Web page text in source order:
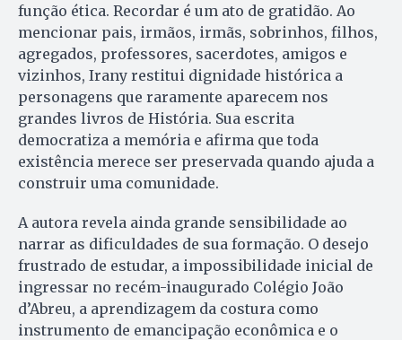
função ética. Recordar é um ato de gratidão. Ao
mencionar pais, irmãos, irmãs, sobrinhos, filhos,
agregados, professores, sacerdotes, amigos e
vizinhos, Irany restitui dignidade histórica a
personagens que raramente aparecem nos
grandes livros de História. Sua escrita
democratiza a memória e afirma que toda
existência merece ser preservada quando ajuda a
construir uma comunidade.
A autora revela ainda grande sensibilidade ao
narrar as dificuldades de sua formação. O desejo
frustrado de estudar, a impossibilidade inicial de
ingressar no recém-inaugurado Colégio João
d’Abreu, a aprendizagem da costura como
instrumento de emancipação econômica e o